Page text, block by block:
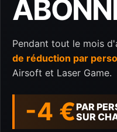
Pendant tout le mois
de réduction par
Airsoft et Laser Game.
-4 €PAR
SUR